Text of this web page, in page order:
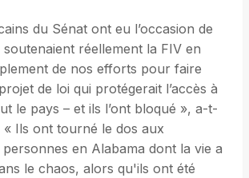
du Sénat ont eu l’occasion de
soutenaient réellement la FIV en
de nos efforts pour faire
de loi qui protégerait l’accès à
le pays – et ils l’ont bloqué », a-t-
Ils ont tourné le dos aux
en Alabama dont la vie a
le chaos, alors qu'ils ont été